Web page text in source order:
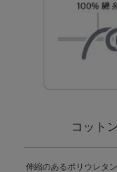
コット
伸縮のあるポリウレタ